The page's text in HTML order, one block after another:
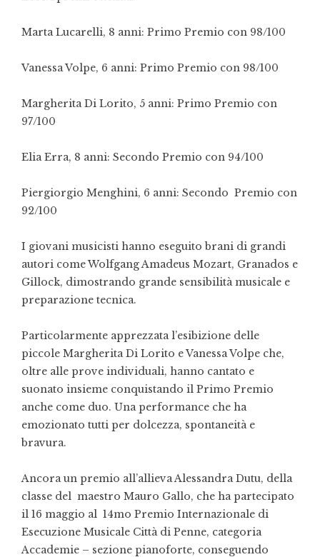
Marta Lucarelli, 8 anni: Primo Premio con 98/100
Vanessa Volpe, 6 anni: Primo Premio con 98/100
Margherita Di Lorito, 5 anni: Primo Premio con
97/100
Elia Erra, 8 anni: Secondo Premio con 94/100
Piergiorgio Menghini, 6 anni: Secondo Premio con
92/100
I giovani musicisti hanno eseguito brani di grandi
autori come Wolfgang Amadeus Mozart, Granados e
Gillock, dimostrando grande sensibilità musicale e
preparazione tecnica.
Particolarmente apprezzata l’esibizione delle
piccole Margherita Di Lorito e Vanessa Volpe che,
oltre alle prove individuali, hanno cantato e
suonato insieme conquistando il Primo Premio
anche come duo. Una performance che ha
emozionato tutti per dolcezza, spontaneità e
bravura.
Ancora un premio all’allieva Alessandra Dutu, della
classe del maestro Mauro Gallo, che ha partecipato
il 16 maggio al 14mo Premio Internazionale di
Esecuzione Musicale Città di Penne, categoria
Accademie – sezione pianoforte, conseguendo